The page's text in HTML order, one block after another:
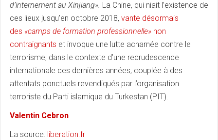
d’internement au Xinjiang». La Chine, qui niait l’existence de
ces lieux jusqu’en octobre 2018, vante désormais
des «camps de formation professionnelle» non
contraignants et invoque une lutte acharnée contre le
terrorisme, dans le contexte d’une recrudescence
internationale ces dernières années, couplée à des
attentats ponctuels revendiqués par l’organisation
terroriste du Parti islamique du Turkestan (PIT).
Valentin Cebron
La source: liberation.fr